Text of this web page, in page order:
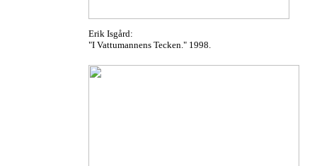
Erik Isgård:
"I Vattumannens Tecken." 1998.